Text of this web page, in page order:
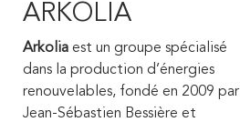
ARKOLIA
Arkolia est un groupe spécialisé
dans la production d’énergies
renouvelables, fondé en 2009 par
Jean-Sébastien Bessière et